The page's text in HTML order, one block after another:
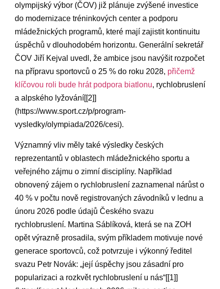
olympijský výbor ​(ČOV) již plánuje zvýšené investice​
do modernizace tréninkových center a podporu
mládežnických programů, které mají zajistit kontinuitu
úspěchů v dlouhodobém horizontu. Generální sekretář
⁤ČOV Jiří Kejval uvedl, že ambice jsou navýšit rozpočet
na přípravu sportovců ⁤o 25 % do​ roku‌ 2028, přičemž
klíčovou roli bude hrát‍ podpora biatlonu, rychlobruslení
a alpského lyžování[[2]]
(https://www.sport.cz/p/program-
vysledky/olympiada/2026/cesi).
Významný⁣ vliv‍ měly​ také výsledky‌ českých
reprezentantů v ⁢oblastech mládežnického sportu a
veřejného zájmu o⁣ zimní disciplíny. Například
obnovený zájem ‍o rychlobruslení zaznamenal nárůst o
40 ⁢% ⁣v ⁣počtu⁣ nově ​registrovaných závodníků v lednu a
únoru 2026 podle údajů Českého ⁤svazu
rychlobruslení. Martina Sáblíková, která ​se na ZOH
opět výrazně prosadila, svým příkladem motivuje nové
‌generace ⁤sportovců, což potvrzuje‌ i výkonný ředitel ​
svazu Petr Novák: „její úspěchy jsou zásadní pro
popularizaci​ a rozkvět rychlobruslení u​ nás“[[1]]